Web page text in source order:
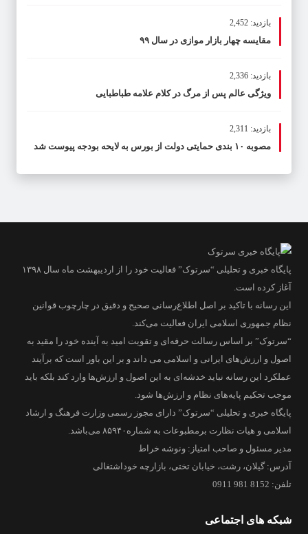
بازدید: 2,452
مقایسه چهار بازار موازی در سال ۹۹
بازدید: 2,336
ویژگی عالم پس از مرگ در کلام علامه طباطبایی
بازدید: 2,311
مصوبه ۱۰ بندی حمایتی دولت از بورس به لایحه بودجه پیوست شد
پایگاه خبری و تحلیلی “سرتوک” فعالیت خود را از اردیبهشت ماه سال ۱۳۹۸
آغاز کرده است.
این رسانه با تاکید بر اصل اطلاع‌رسانی صحیح و دقیق در چارچوب قوانین
نظام جمهوری اسلامی ایران فعالیت می‌کند.
“سرتوک” بر اساس رسالت حرفه‌ای و تقویت امید به آینده خود را مقید به
اصول و ارزش‌های ایرانی و اسلامی می داند و بر این باور است که برآیند
عملکرد این رسانه نباید خدشه‌ای به این اصول و ارزش‌ها وارد کند بلکه باید
موجب تحکیم پایه‌های نظام و ارزش‌ها شود.
پایگاه خبری و تحلیلی “سرتوک” دارای مجوز رسمی وزارت فرهنگ و ارشاد
اسلامی و هیات نظارت برمطبوعات به شماره۸۵۹۴۰ می‌باشد.
مدیر مسئول و صاحب امتیاز: ونوشه خراط
آدرس: گیلان، رشت، خیابان تختی، بازارچه خوداشتغالی
تلفن: 8152 981 0911
شبکه های اجتماعی